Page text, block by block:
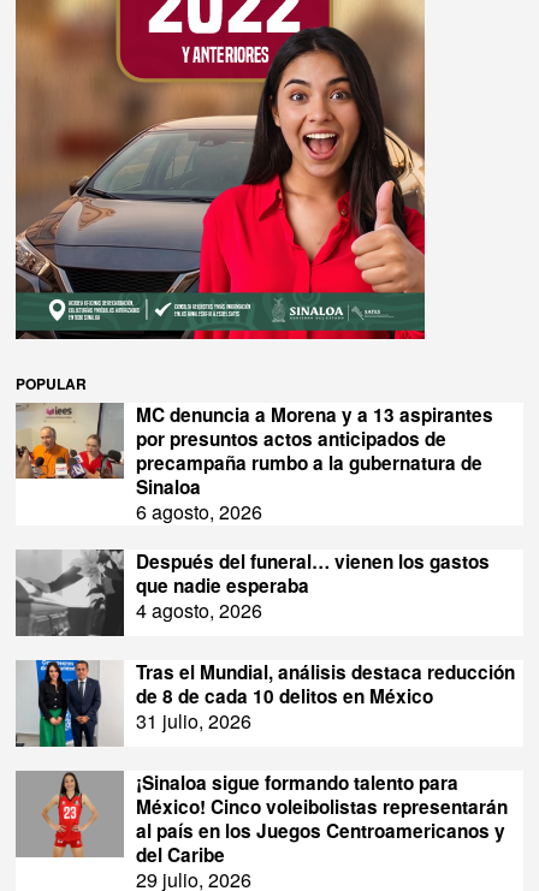
POPULAR
MC denuncia a Morena y a 13 aspirantes
por presuntos actos anticipados de
precampaña rumbo a la gubernatura de
Sinaloa
6 agosto, 2026
Después del funeral… vienen los gastos
que nadie esperaba
4 agosto, 2026
Tras el Mundial, análisis destaca reducción
de 8 de cada 10 delitos en México
31 julio, 2026
¡Sinaloa sigue formando talento para
México! Cinco voleibolistas representarán
al país en los Juegos Centroamericanos y
del Caribe
29 julio, 2026